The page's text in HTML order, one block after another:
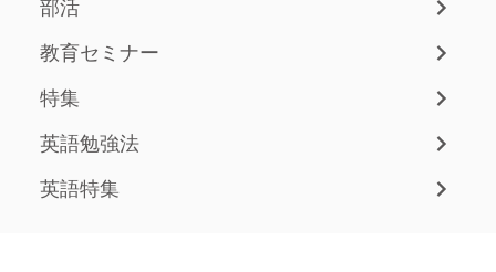
部活
教育セミナー
特集
英語勉強法
英語特集